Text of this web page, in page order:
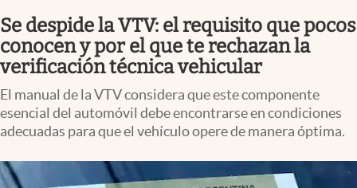
Columnistas
Otras secciones
Infotechnology
Clima
Se despide la VTV: el requisito que pocos
conocen y por el que te rechazan la
verificación técnica vehicular
El manual de la VTV considera que este componente
esencial del automóvil debe encontrarse en condiciones
adecuadas para que el vehículo opere de manera óptima.